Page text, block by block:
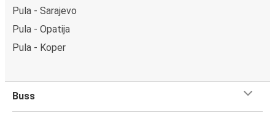
Pula - Sarajevo
Pula - Opatija
Pula - Koper
Buss